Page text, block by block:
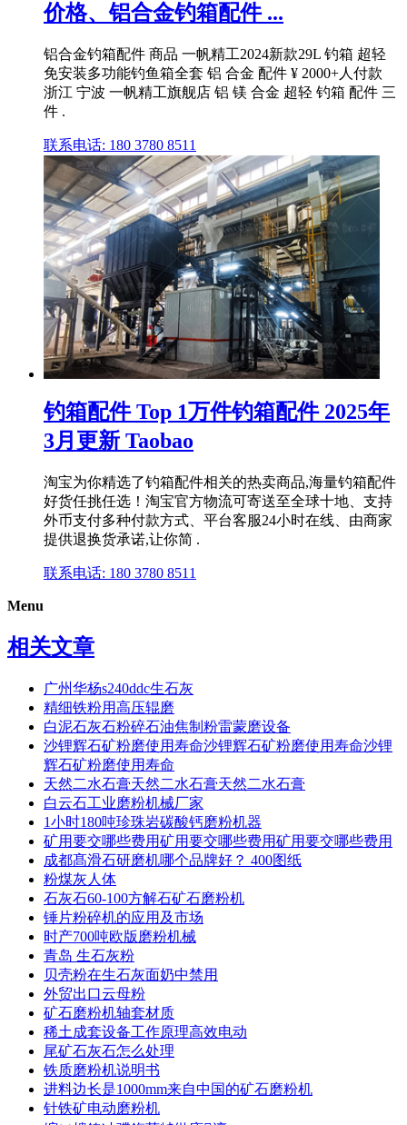
价格、铝合金钓箱配件 ...
铝合金钓箱配件 商品 一帆精工2024新款29L 钓箱 超轻
免安装多功能钓鱼箱全套 铝 合金 配件 ¥ 2000+人付款
浙江 宁波 一帆精工旗舰店 铝 镁 合金 超轻 钓箱 配件 三
件 .
联系电话: 180 3780 8511
钓箱配件 Top 1万件钓箱配件 2025年
3月更新 Taobao
淘宝为你精选了钓箱配件相关的热卖商品,海量钓箱配件
好货任挑任选！淘宝官方物流可寄送至全球十地、支持
外币支付多种付款方式、平台客服24小时在线、由商家
提供退换货承诺,让你简 .
联系电话: 180 3780 8511
Menu
相关文章
广州华杨s240ddc生石灰
精细铁粉用高压辊磨
白泥石灰石粉碎石油焦制粉雷蒙磨设备
沙锂辉石矿粉磨使用寿命沙锂辉石矿粉磨使用寿命沙锂
辉石矿粉磨使用寿命
天然二水石膏天然二水石膏天然二水石膏
白云石工业磨粉机械厂家
1小时180吨珍珠岩碳酸钙磨粉机器
矿用要交哪些费用矿用要交哪些费用矿用要交哪些费用
成都髙滑石研磨机哪个品牌好？ 400图纸
粉煤灰人体
石灰石60-100方解石矿石磨粉机
锤片粉碎机的应用及市场
时产700吨欧版磨粉机械
青岛 生石灰粉
贝壳粉在生石灰面奶中禁用
外贸出口云母粉
矿石磨粉机轴套材质
稀土成套设备工作原理高效电动
尾矿石灰石怎么处理
铁质磨粉机说明书
进料边长是1000mm来自中国的矿石磨粉机
针铁矿电动磨粉机